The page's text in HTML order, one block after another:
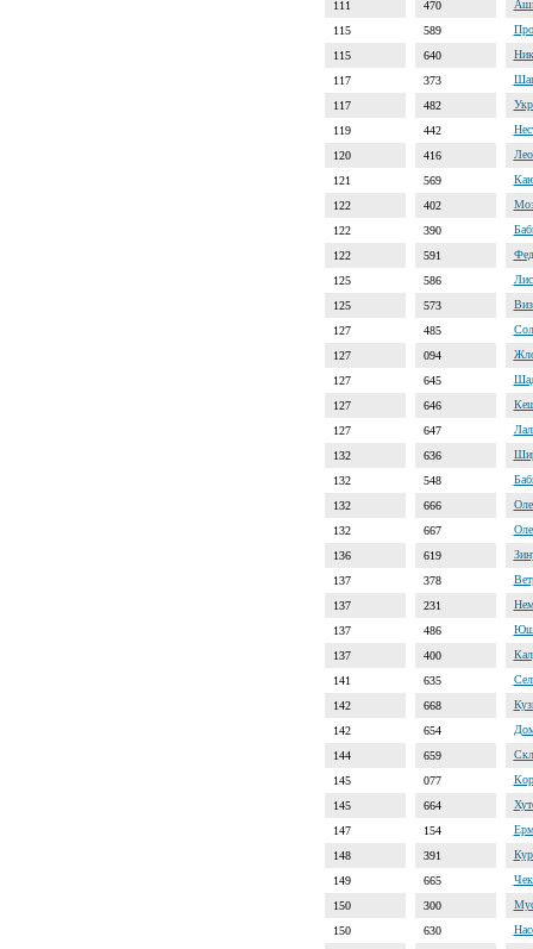
111
470
115
589
115
640
117
373
117
482
119
442
120
416
121
569
122
402
122
390
122
591
125
586
125
573
127
485
127
094
127
645
127
646
127
647
132
636
132
548
132
666
132
667
136
619
137
378
137
231
137
486
137
400
141
635
142
668
142
654
144
659
145
077
145
664
147
154
148
391
149
665
150
300
150
630